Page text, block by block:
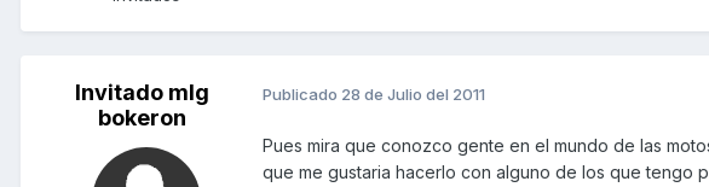
Invitado mlg
bokeron
Publicado 28 de Julio del 2011
Pues mira que conozco gente en el mundo de las
que me gustaria hacerlo con alguno de los que tengo